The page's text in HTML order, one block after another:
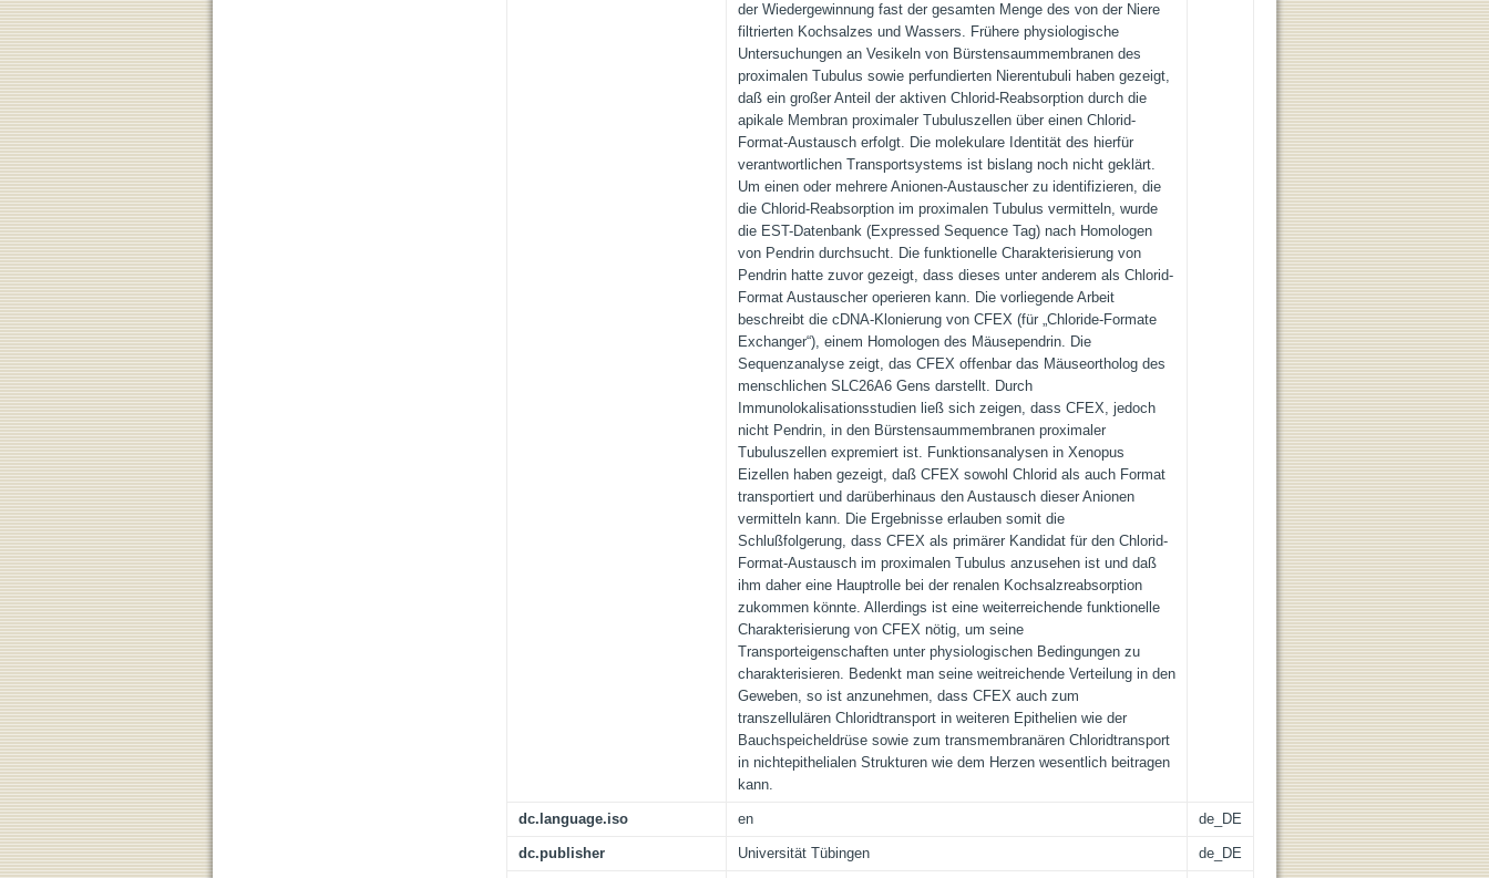
der Wiedergewinnung fast der gesamten Menge des von der Niere
filtrierten Kochsalzes und Wassers. Frühere physiologische
Untersuchungen an Vesikeln von Bürstensaummembranen des
proximalen Tubulus sowie perfundierten Nierentubuli haben gezeigt,
daß ein großer Anteil der aktiven Chlorid-Reabsorption durch die
apikale Membran proximaler Tubuluszellen über einen Chlorid-
Format-Austausch erfolgt. Die molekulare Identität des hierfür
verantwortlichen Transportsystems ist bislang noch nicht geklärt.
Um einen oder mehrere Anionen-Austauscher zu identifizieren, die
die Chlorid-Reabsorption im proximalen Tubulus vermitteln, wurde
die EST-Datenbank (Expressed Sequence Tag) nach Homologen
von Pendrin durchsucht. Die funktionelle Charakterisierung von
Pendrin hatte zuvor gezeigt, dass dieses unter anderem als Chlorid-
Format Austauscher operieren kann. Die vorliegende Arbeit
beschreibt die cDNA-Klonierung von CFEX (für „Chloride-Formate
Exchanger“), einem Homologen des Mäusependrin. Die
Sequenzanalyse zeigt, das CFEX offenbar das Mäuseortholog des
menschlichen SLC26A6 Gens darstellt. Durch
Immunolokalisationsstudien ließ sich zeigen, dass CFEX, jedoch
nicht Pendrin, in den Bürstensaummembranen proximaler
Tubuluszellen expremiert ist. Funktionsanalysen in Xenopus
Eizellen haben gezeigt, daß CFEX sowohl Chlorid als auch Format
transportiert und darüberhinaus den Austausch dieser Anionen
vermitteln kann. Die Ergebnisse erlauben somit die
Schlußfolgerung, dass CFEX als primärer Kandidat für den Chlorid-
Format-Austausch im proximalen Tubulus anzusehen ist und daß
ihm daher eine Hauptrolle bei der renalen Kochsalzreabsorption
zukommen könnte. Allerdings ist eine weiterreichende funktionelle
Charakterisierung von CFEX nötig, um seine
Transporteigenschaften unter physiologischen Bedingungen zu
charakterisieren. Bedenkt man seine weitreichende Verteilung in den
Geweben, so ist anzunehmen, dass CFEX auch zum
transzellulären Chloridtransport in weiteren Epithelien wie der
Bauchspeicheldrüse sowie zum transmembranären Chloridtransport
in nichtepithelialen Strukturen wie dem Herzen wesentlich beitragen
kann.
dc.language.iso en de_DE
dc.publisher Universität Tübingen de_DE